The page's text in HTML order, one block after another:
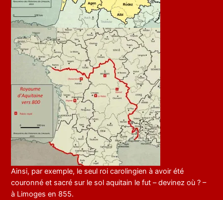
Ainsi, par exemple, le seul roi carolingien à avoir été
couronné et sacré sur le sol aquitain le fut – devinez où ? –
à Limoges en 855.